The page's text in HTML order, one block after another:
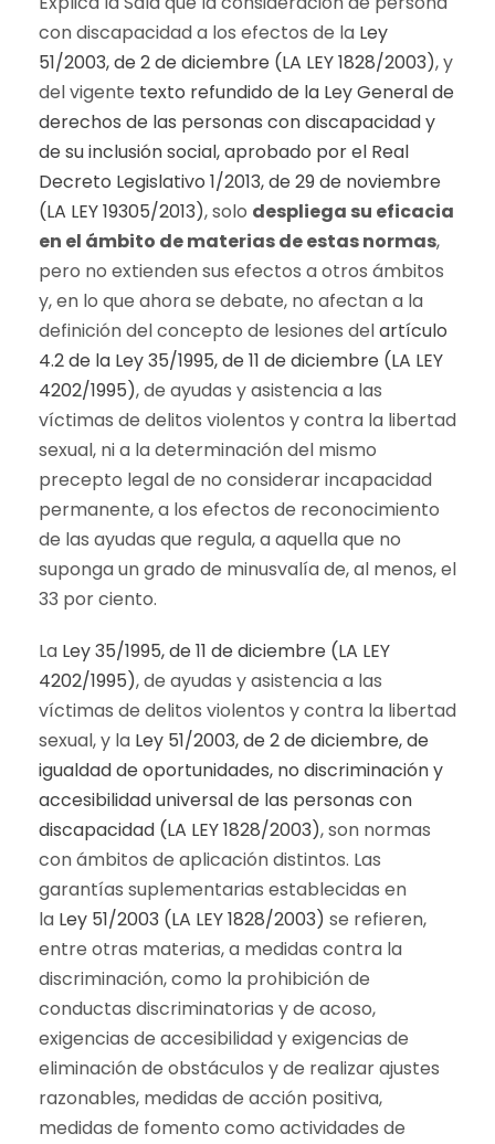
con discapacidad a los efectos de la Ley
51/2003, de 2 de diciembre (LA LEY 1828/2003), y
del vigente texto refundido de la Ley General de
derechos de las personas con discapacidad y
de su inclusión social, aprobado por el Real
Decreto Legislativo 1/2013, de 29 de noviembre
(LA LEY 19305/2013), solo despliega su eficacia
en el ámbito de materias de estas normas,
pero no extienden sus efectos a otros ámbitos
y, en lo que ahora se debate, no afectan a la
definición del concepto de lesiones delartículo
4.2 de la Ley 35/1995, de 11 de diciembre (LA LEY
4202/1995), de ayudas y asistencia a las
víctimas de delitos violentos y contra la libertad
sexual, ni a la determinación del mismo
precepto legal de no considerar incapacidad
permanente, a los efectos de reconocimiento
de las ayudas que regula, a aquella que no
suponga un grado de minusvalía de, al menos, el
33 por ciento.
La Ley 35/1995, de 11 de diciembre (LA LEY
4202/1995), de ayudas y asistencia a las
víctimas de delitos violentos y contra la libertad
sexual, y la Ley 51/2003, de 2 de diciembre, de
igualdad de oportunidades, no discriminación y
accesibilidad universal de las personas con
discapacidad (LA LEY 1828/2003), son normas
con ámbitos de aplicación distintos. Las
garantías suplementarias establecidas en
la Ley 51/2003 (LA LEY 1828/2003) se refieren,
entre otras materias, a medidas contra la
discriminación, como la prohibición de
conductas discriminatorias y de acoso,
exigencias de accesibilidad y exigencias de
eliminación de obstáculos y de realizar ajustes
razonables, medidas de acción positiva,
medidas de fomento como actividades de